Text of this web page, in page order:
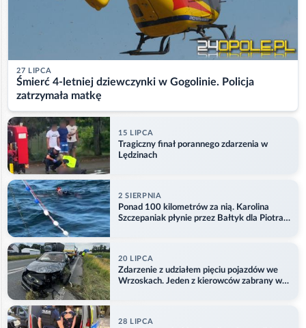
27 LIPCA
Śmierć 4-letniej dziewczynki w Gogolinie. Policja
zatrzymała matkę
15 LIPCA
Tragiczny finał porannego zdarzenia w
Lędzinach
2 SIERPNIA
Ponad 100 kilometrów za nią. Karolina
Szczepaniak płynie przez Bałtyk dla Piotra.
20 LIPCA
Zdarzenie z udziałem pięciu pojazdów we
Wrzoskach. Jeden z kierowców zabrany w
28 LIPCA